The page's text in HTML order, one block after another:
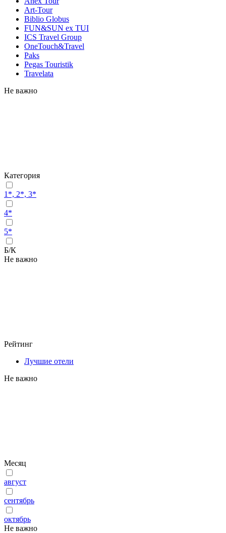
Art-Tour
Biblio Globus
FUN&SUN ex TUI
ICS Travel Group
OneTouch&Travel
Paks
Pegas Touristik
Travelata
Не важно
Категория
1*, 2*, 3*
4*
5*
Б/К
Не важно
Рейтинг
Лучшие отели
Не важно
Месяц
август
сентябрь
октябрь
Не важно